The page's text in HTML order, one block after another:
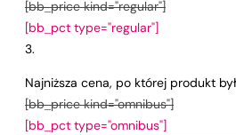
[bb_price kind="regular"]
[bb_pct type="regular"]
Najniższa cena, po której produkt
[bb_price kind="omnibus"]
[bb_pct type="omnibus"]